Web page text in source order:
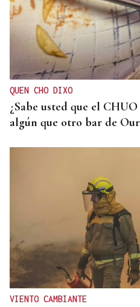
QUEN CHO DIXO
¿Sabe usted que el
algún que otro bar de
VIENTO CAMBIANTE